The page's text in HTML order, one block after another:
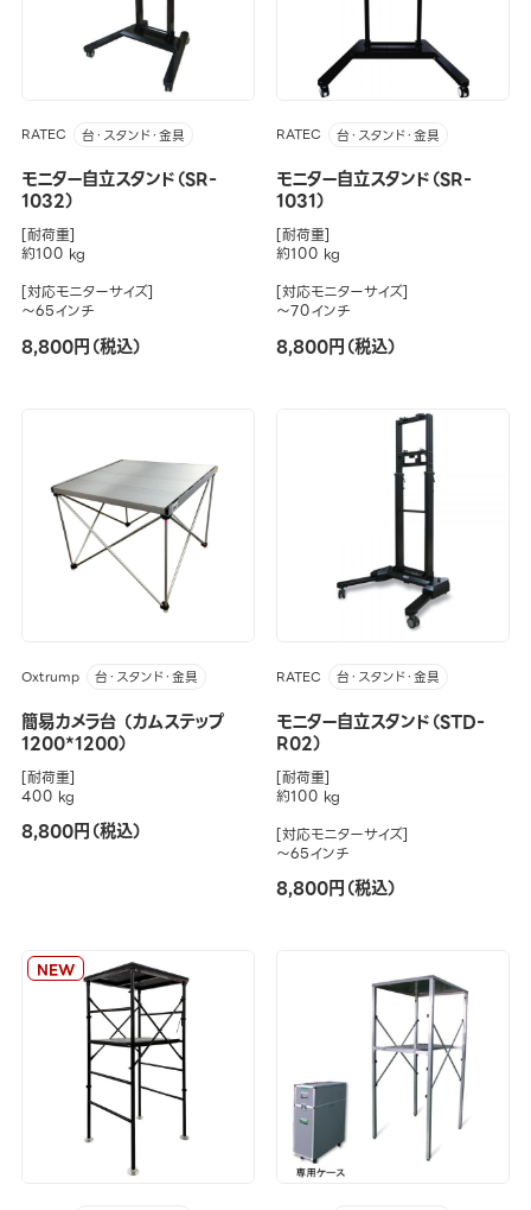
RATEC 台・スタンド・金具
モニター自立スタンド（SR-
1032）
[耐荷重]
約100 kg
[対応モニターサイズ]
～65インチ
8,800円（税込）
RATEC 台・スタンド・金具
モニター自立スタンド（SR-
1031）
[耐荷重]
約100 kg
[対応モニターサイズ]
～70インチ
8,800円（税込）
Oxtrump 台・スタンド・金具
簡易カメラ台 （カムステップ
1200*1200）
[耐荷重]
400 kg
8,800円（税込）
RATEC 台・スタンド・金具
モニター自立スタンド（STD-
R02）
[耐荷重]
約100 kg
[対応モニターサイズ]
～65インチ
8,800円（税込）
NEW